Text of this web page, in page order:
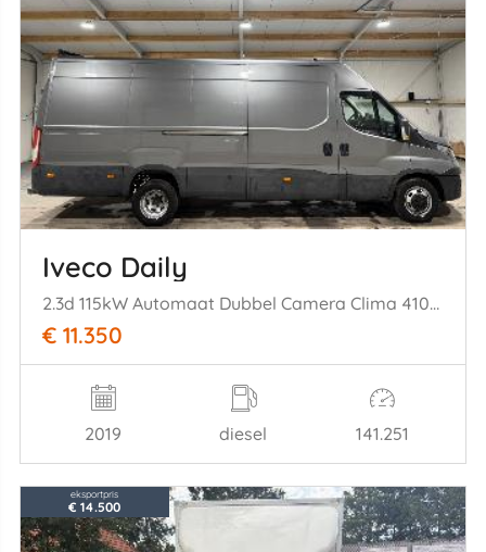
Iveco Daily
2.3d 115kW Automaat Dubbel Camera Clima 410H2
€ 11.350
2019 diesel 141.251
eksportpris
€ 14.500